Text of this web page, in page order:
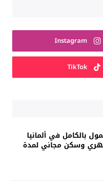
Instagram
TikTok
بالكامل في ألمانيا
شهري وسكن مجاني لمدة